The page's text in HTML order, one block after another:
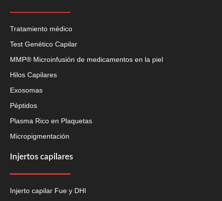
Tratamiento médico
Test Genético Capilar
MMP® Microinfusión de medicamentos en la piel
Hilos Capilares
Exosomas
Péptidos
Plasma Rico en Plaquetas
Micropigmentación
Injertos capilares
Injerto capilar Fue y DHI